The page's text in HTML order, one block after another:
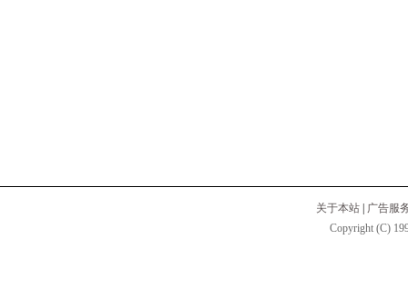
关于本站
广告服
Copyright (C)